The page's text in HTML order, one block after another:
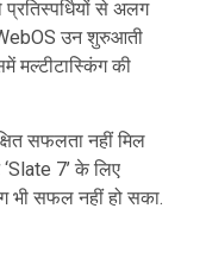
से अलग
उन शुरुआती
मल्टीटास्किंग की
सफलता नहीं मिल
7’ के लिए
भी सफल नहीं हो सका.